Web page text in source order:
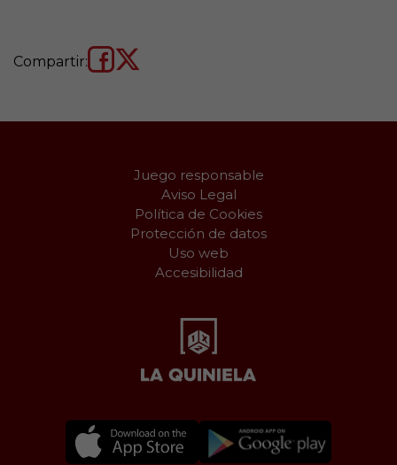
Compartir:
Juego responsable
Aviso Legal
Política de Cookies
Protección de datos
Uso web
Accesibilidad